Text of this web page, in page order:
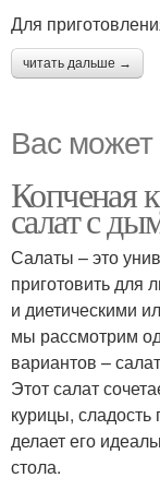
Для
читать дальше →
Вас может
Копченая
салат с
Салаты – это
приготовить для
и диетическими
мы рассмотрим
вариантов –
Этот салат
курицы, сладость
делает его
стола.